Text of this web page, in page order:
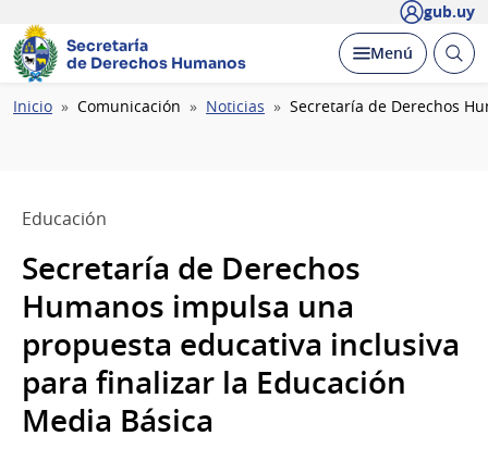
gub.uy
Secretaría
de Derechos Humanos
Desplegar
Menú Abrir
Ruta
Inicio Comunicación Noticias Secretaría de Derechos
Educación
Secretaría de Derechos
Humanos impulsa una
propuesta educativa inclusiva
para finalizar la Educación
Media Básica